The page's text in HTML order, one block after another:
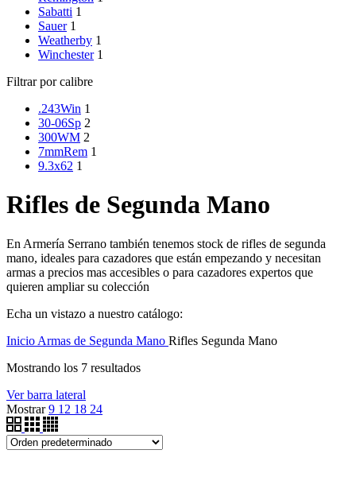
Sabatti 1
Sauer 1
Weatherby 1
Winchester 1
Filtrar por calibre
.243Win 1
30-06Sp 2
300WM 2
7mmRem 1
9.3x62 1
Rifles de Segunda Mano
En Armería Serrano también tenemos stock de rifles de segunda
mano, ideales para cazadores que están empezando y necesitan
armas a precios mas accesibles o para cazadores expertos que
quieren ampliar su colección
Echa un vistazo a nuestro catálogo:
Inicio Armas de Segunda Mano Rifles Segunda Mano
Mostrando los 7 resultados
Ver barra lateral
Mostrar9 12 18 24